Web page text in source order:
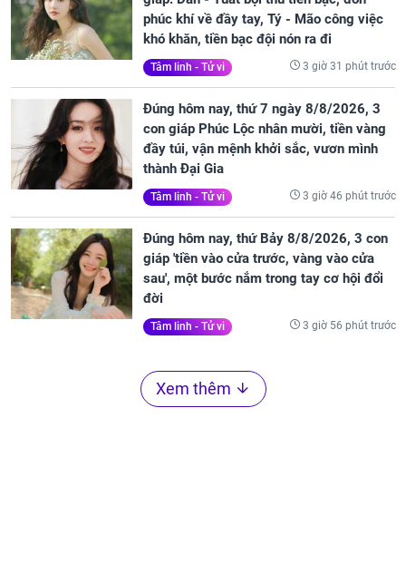
phúc khí về đầy tay, Tý - Mão công việc
khó khăn, tiền bạc đội nón ra đi
Tâm linh - Tử vi 3 giờ 31 phút trước
Đúng hôm nay, thứ 7 ngày 8/8/2026, 3
con giáp Phúc Lộc nhân mười, tiền vàng
đầy túi, vận mệnh khởi sắc, vươn mình
thành Đại Gia
Tâm linh - Tử vi 3 giờ 46 phút trước
Đúng hôm nay, thứ Bảy 8/8/2026, 3 con
giáp 'tiền vào cửa trước, vàng vào cửa
sau', một bước nắm trong tay cơ hội đổi
đời
Tâm linh - Tử vi 3 giờ 56 phút trước
Xem thêm